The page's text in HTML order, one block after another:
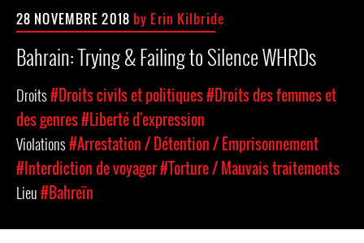
28 NOVEMBRE 2018 by Erin Kilbride
Bahrain: Trying & Failing to Silence WHRDs
Droits#Droits civils et politiques#Droits des femmes et
des genres#Liberté d'expression
Violations#Arrestation / Détention / Emprisonnement
#Interdiction de voyager#Torture / Mauvais traitements
Lieu#Bahreïn